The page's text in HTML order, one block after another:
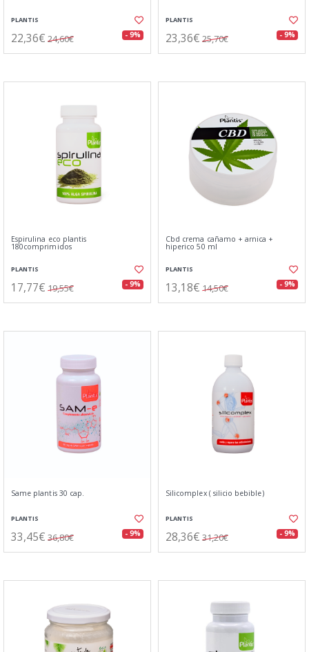
PLANTIS
22,36€ 24,60€ - 9%
PLANTIS
23,36€ 25,70€ - 9%
Espirulina eco plantis
180comprimidos
PLANTIS
17,77€ 19,55€ - 9%
Cbd crema cañamo + arnica +
hiperico 50 ml
PLANTIS
13,18€ 14,50€ - 9%
Same plantis 30 cap.
PLANTIS
33,45€ 36,80€ - 9%
Silicomplex ( silicio bebible)
PLANTIS
28,36€ 31,20€ - 9%